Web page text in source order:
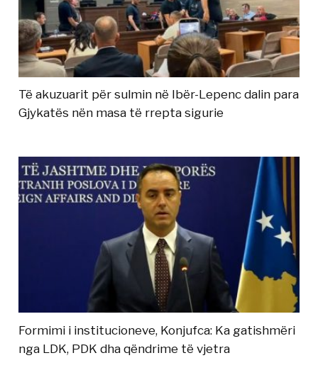
Të akuzuarit për sulmin në Ibër-Lepenc dalin para
Gjykatës nën masa të rrepta sigurie
Formimi i institucioneve, Konjufca: Ka gatishmëri
nga LDK, PDK dha qëndrime të vjetra